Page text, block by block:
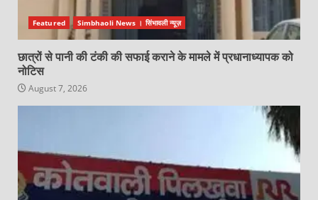
Featured Simbhaoli News । सिंभावली न्यूज़
छात्रों से पानी की टंकी की सफाई कराने के मामले में प्रधानाध्यापक को
नोटिस
August 7, 2026